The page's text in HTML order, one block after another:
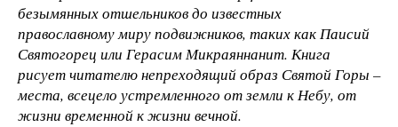
безымянных отшельников до известных
православному миру подвижников, таких как Паисий
Святогорец или Герасим Микраяннанит. Книга
рисует читателю непреходящий образ Святой Горы –
места, всецело устремленного от земли к Небу, от
жизни временной к жизни вечной.